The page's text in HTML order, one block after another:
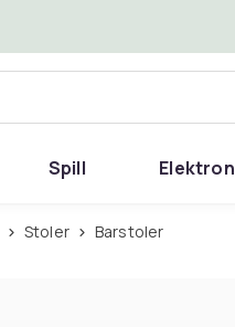
Spill
Stoler Barstoler